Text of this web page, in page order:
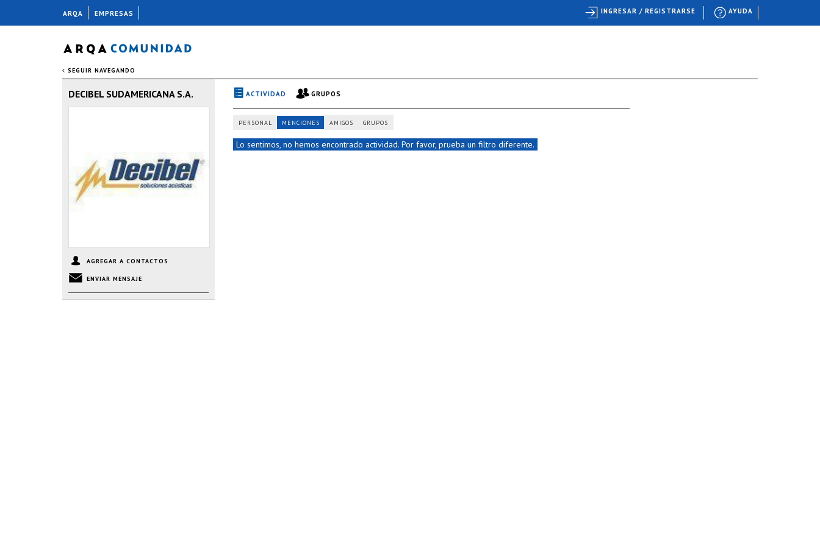
SEGUIR NAVEGANDO
DECIBEL SUDAMERICANA S.A.
AGREGAR A CONTACTOS
ENVIAR MENSAJE
ACTIVIDAD GRUPOS
PERSONAL MENCIONES AMIGOS GRUPOS
Lo sentimos, no hemos encontrado actividad. Por favor, prueba un filtro diferente.
ARQA EMPRESAS AYUDA
INGRESAR / REGISTRARSE